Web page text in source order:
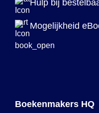
Hulp bij
Mogelijkheid
Boekenmakers HQ